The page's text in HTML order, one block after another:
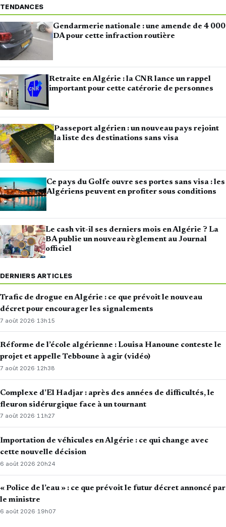
TENDANCES
Gendarmerie nationale : une amende de 4 000
DA pour cette infraction routière
Retraite en Algérie : la CNR lance un rappel
important pour cette catérorie de personnes
Passeport algérien : un nouveau pays rejoint
la liste des destinations sans visa
Ce pays du Golfe ouvre ses portes sans visa : les
Algériens peuvent en profiter sous conditions
Le cash vit-il ses derniers mois en Algérie ? La
BA publie un nouveau règlement au Journal
officiel
DERNIERS ARTICLES
Trafic de drogue en Algérie : ce que prévoit le nouveau
décret pour encourager les signalements
7 août 2026· 13h15
Réforme de l’école algérienne : Louisa Hanoune conteste le
projet et appelle Tebboune à agir (vidéo)
7 août 2026·12h38
Complexe d’El Hadjar : après des années de difficultés, le
fleuron sidérurgique face à un tournant
7 août 2026·11h27
Importation de véhicules en Algérie : ce qui change avec
cette nouvelle décision
6 août 2026·20h24
« Police de l’eau » : ce que prévoit le futur décret annoncé par
le ministre
6 août 2026·19h07